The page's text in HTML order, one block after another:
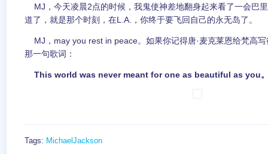
MJ，今天凌晨2点的时候，我鬼使神差地翻身起来看了一会巴
道了，就是那个时刻，在L.A.，你终于要飞回自己的永无岛了。
MJ，may you rest in peace。如果你记得唐·麦克莱恩给梵高
那一句歌词：
This world was never meant for one as beautiful as you
Tags: MichaelJackson